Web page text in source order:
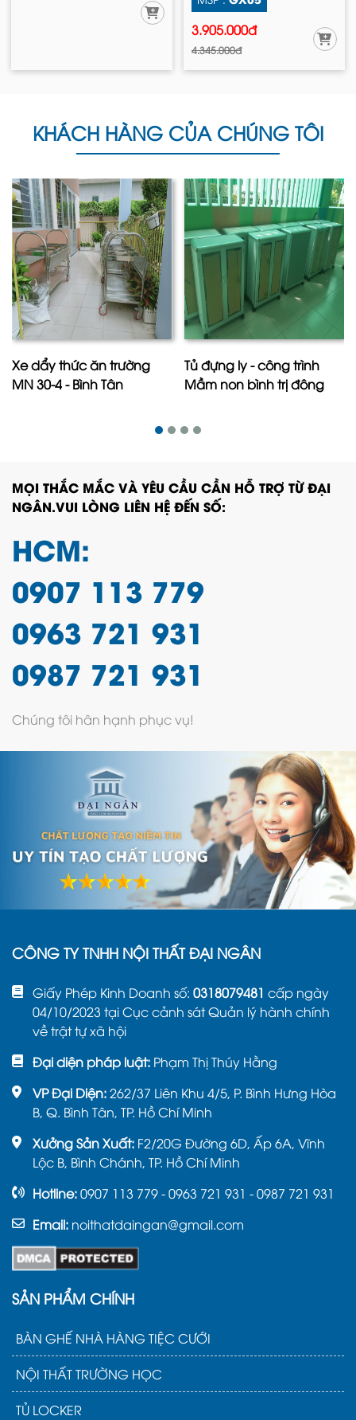
3.905.000đ
4.345.000đ
KHÁCH HÀNG CỦA CHÚNG TÔI
Xe dẩy thức ăn trường
MN 30-4 - Bình Tân
Tủ đựng ly - công trình
Mầm non bình trị đông
MỌI THẮC MẮC VÀ YÊU CẦU CẦN HỖ TRỢ TỪ ĐẠI
NGÂN.VUI LÒNG LIÊN HỆ ĐẾN SỐ:
HCM:
0907 113 779
0963 721 931
0987 721 931
Chúng tôi hân hạnh phục vụ!
CÔNG TY TNHH NỘI THẤT ĐẠI NGÂN
Giấy Phép Kinh Doanh số: 0318079481 cấp ngày
04/10/2023 tại Cục cảnh sát Quản lý hành chính
về trật tự xã hội
Đại diện pháp luật: Phạm Thị Thúy Hằng
VP Đại Diện:262/37 Liên Khu 4/5, P. Bình Hưng Hòa
B, Q. Bình Tân, TP. Hồ Chí Minh
Xưởng Sản Xuất: F2/20G Đường 6D, Ấp 6A, Vĩnh
Lộc B, Bình Chánh, TP. Hồ Chí Minh
Hotline:0907 113 779 - 0963 721 931 - 0987 721 931
Email: noithatdaingan@gmail.com
SẢN PHẨM CHÍNH
BÀN GHẾ NHÀ HÀNG TIỆC CƯỚI
NỘI THẤT TRƯỜNG HỌC
TỦ LOCKER